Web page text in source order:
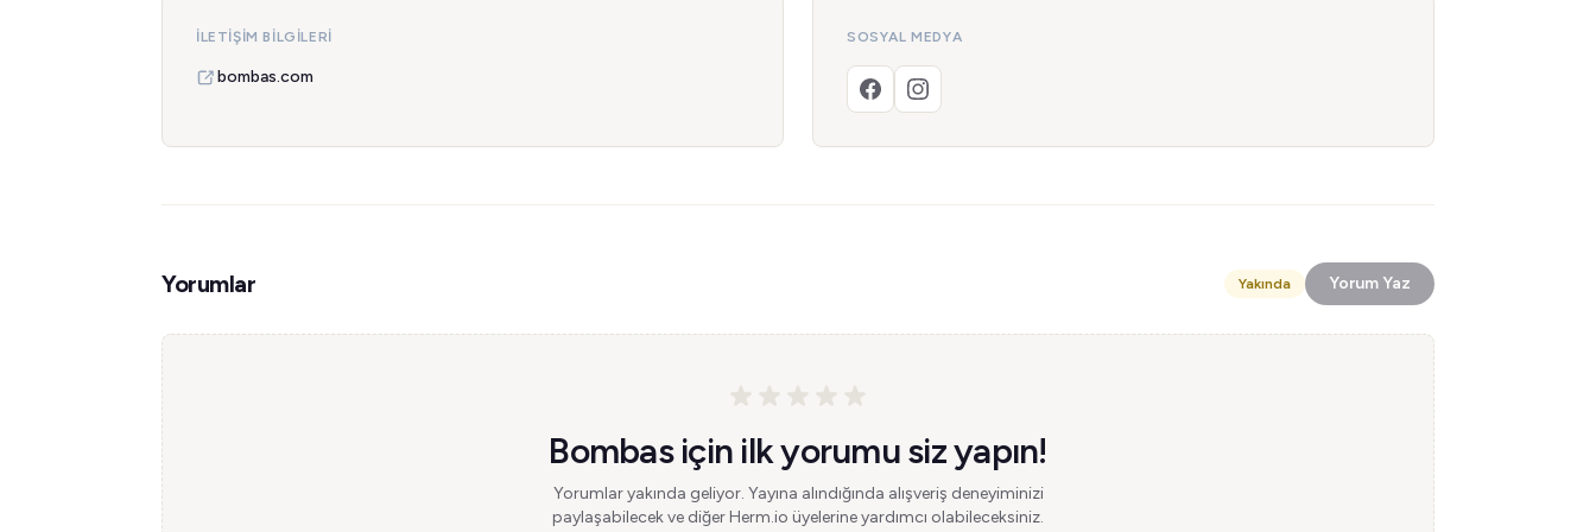
İLETIŞIM BILGILERI
bombas.com
SOSYAL MEDYA
Yorumlar Yakında Yorum Yaz
Bombas için ilk yorumu siz yapın!
Yorumlar yakında geliyor. Yayına alındığında alışveriş deneyiminizi
paylaşabilecek ve diğer Herm.io üyelerine yardımcı olabileceksiniz.